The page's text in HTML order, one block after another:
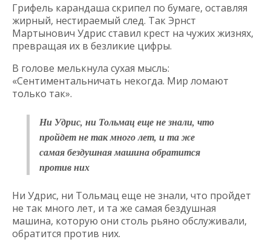
Грифель карандаша скрипел по бумаге, оставляя
жирный, нестираемый след. Так Эрнст
Мартынович Удрис ставил крест на чужих жизнях,
превращая их в безликие цифры.
В голове мелькнула сухая мысль:
«Сентиментальничать некогда. Мир ломают
только так».
Ни Удрис, ни Тольмац еще не знали, что
пройдет не так много лет, и та же
самая бездушная машина обратится
против них
Ни Удрис, ни Тольмац еще не знали, что пройдет
не так много лет, и та же самая бездушная
машина, которую они столь рьяно обслуживали,
обратится против них.